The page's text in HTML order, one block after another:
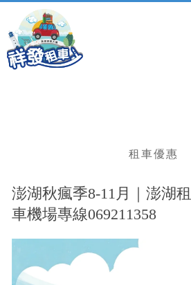
租車優惠
澎湖秋瘋季8-11月｜澎湖
車機場專線069211358